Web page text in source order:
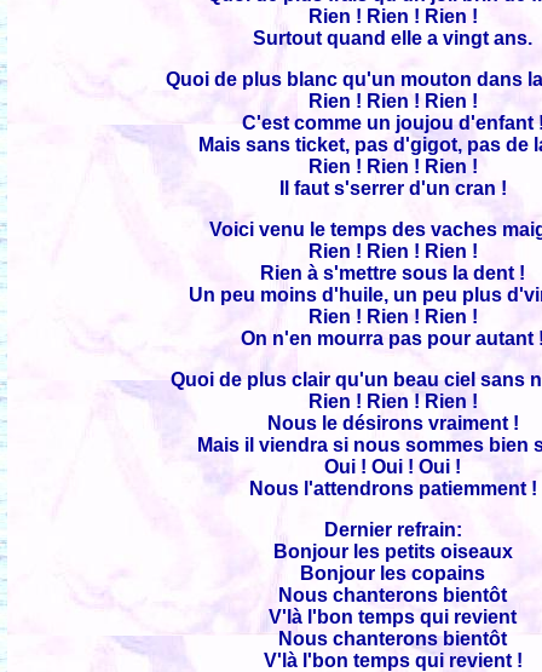
Rien ! Rien ! Rien !
Surtout quand elle a vingt ans.
Quoi de plus blanc qu'un mouton dans
Rien ! Rien ! Rien !
C'est comme un joujou d'enfant
Mais sans ticket, pas d'gigot, pas de
Rien ! Rien ! Rien !
Il faut s'serrer d'un cran !
Voici venu le temps des vaches
Rien ! Rien ! Rien !
Rien à s'mettre sous la dent !
Un peu moins d'huile, un peu plus
Rien ! Rien ! Rien !
On n'en mourra pas pour autant
Quoi de plus clair qu'un beau ciel sans
Rien ! Rien ! Rien !
Nous le désirons vraiment !
Mais il viendra si nous sommes bien
Oui ! Oui ! Oui !
Nous l'attendrons patiemment !
Dernier refrain:
Bonjour les petits oiseaux
Bonjour les copains
Nous chanterons bientôt
V'là l'bon temps qui revient
Nous chanterons bientôt
V'là l'bon temps qui revient !